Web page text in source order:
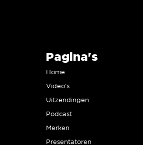
Pagina's
Home
Video’s
Uitzendingen
Podcast
Merken
Presentatoren